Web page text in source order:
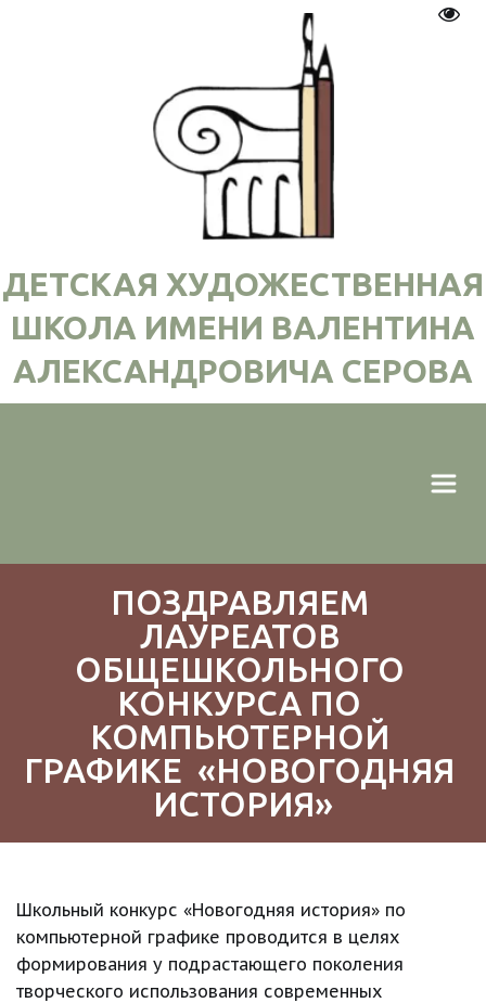
ДЕТСКАЯ ХУДОЖЕСТВЕННАЯ
ШКОЛА ИМЕНИ ВАЛЕНТИНА
АЛЕКСАНДРОВИЧА СЕРОВА
ПОЗДРАВЛЯЕМ
ЛАУРЕАТОВ
ОБЩЕШКОЛЬНОГО
КОНКУРСА ПО
КОМПЬЮТЕРНОЙ
ГРАФИКЕ  «НОВОГОДНЯЯ
ИСТОРИЯ»
Школьный конкурс «Новогодняя история» по
компьютерной графике проводится в целях
формирования у подрастающего поколения
творческого использования современных